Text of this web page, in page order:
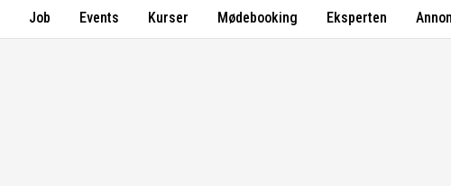
Job Events Kurser Mødebooking Eksperten